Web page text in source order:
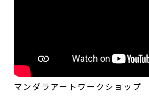
マンダラアートワークショップ